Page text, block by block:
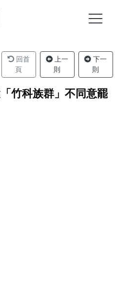
回首
頁
上一
則
下一
則
竹科族群」不同意罷